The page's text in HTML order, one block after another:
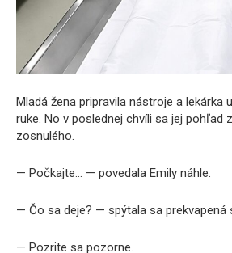
Mladá žena pripravila nástroje a lekárka
ruke. No v poslednej chvíli sa jej pohľad
zosnulého.
— Počkajte… — povedala Emily náhle.
— Čo sa deje? — spýtala sa prekvapená
— Pozrite sa pozorne.